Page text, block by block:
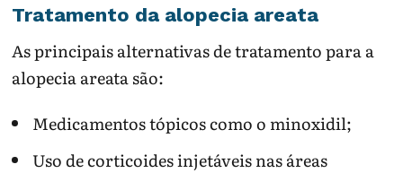
Tratamento da alopecia areata
As principais alternativas de tratamento para a
alopecia areata são:
Medicamentos tópicos como o minoxidil;
Uso de corticoides injetáveis nas áreas